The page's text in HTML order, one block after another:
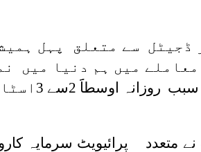
ڈجیٹل سے متعلق پہل
3اسٹارٹ ا پ کاؤنٹ کئے جارہے ہیں۔
متعدد پرائیویٹ سرمایہ